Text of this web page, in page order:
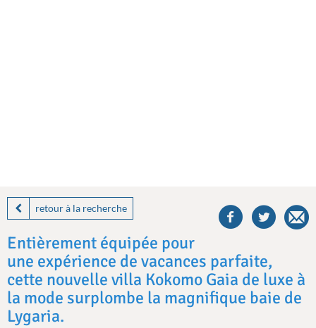
retour à la recherche
this
villa
Entièrement équipée pour
une expérience de vacances parfaite,
cette nouvelle villa Kokomo Gaia de luxe à
la mode surplombe la magnifique baie de
Lygaria.